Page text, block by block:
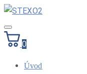
Toggle
navigation
0
Úvod